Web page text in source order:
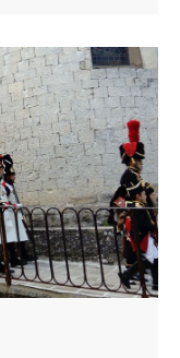
and the
set the pace for
lighting, balls
the funfair takes